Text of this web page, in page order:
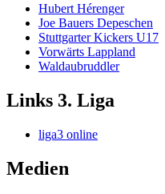
Hubert Hérenger
Joe Bauers Depeschen
Stuttgarter Kickers U17
Vorwärts Lappland
Waldaubruddler
Links 3. Liga
liga3 online
Medien